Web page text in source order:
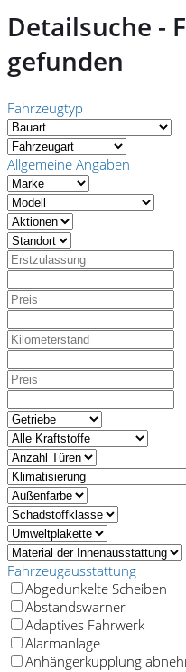
Detailsuche -
gefunden
Fahrzeugtyp
Allgemeine Angaben
Fahrzeugausstattung
Abgedunkelte Scheiben
Abstandswarner
Adaptives Fahrwerk
Alarmanlage
Anhängerkupplung